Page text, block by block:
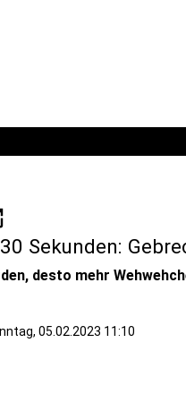
Sekunden:
desto mehr
05.02.2023 11:10